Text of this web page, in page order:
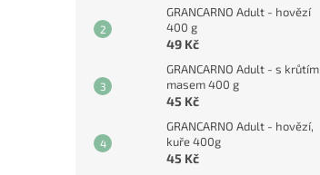
GRANCARNO Adult - hovězí
400 g
49 Kč
GRANCARNO Adult - s krůtím
masem 400 g
45 Kč
GRANCARNO Adult - hovězí,
kuře 400g
45 Kč